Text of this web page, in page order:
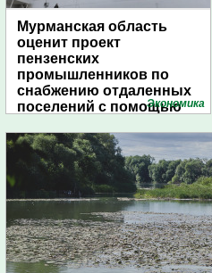
Мурманская область
оценит проект
пензенских
промышленников по
снабжению отдаленных
поселений с помощью
Экономика